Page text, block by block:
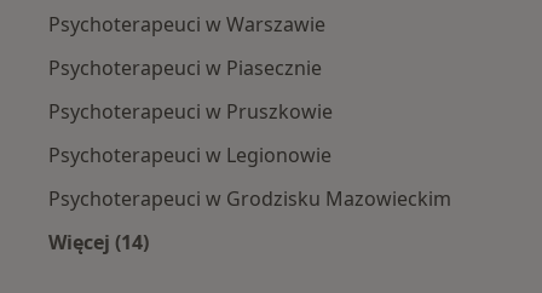
Psychoterapeuci w Warszawie
Psychoterapeuci w Piasecznie
Psychoterapeuci w Pruszkowie
Psychoterapeuci w Legionowie
Psychoterapeuci w Grodzisku Mazowieckim
Więcej (14)